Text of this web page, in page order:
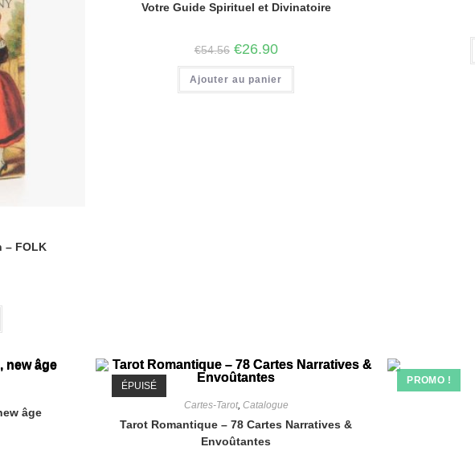
– FOLK
Votre Guide Spirituel et Divinatoire
€54.56 €26.90
Ajouter au panier
âge
ÉPUISÉ
Cartes-Tarot, Catalogue
Tarot Romantique – 78 Cartes Narratives &
Envoûtantes
PROMO !